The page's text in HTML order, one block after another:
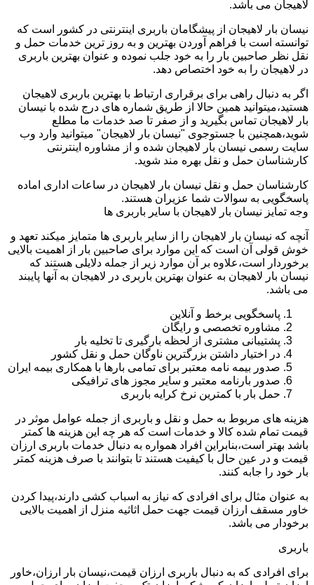
لاهیجان می باشد.
نیسان بار لاهیجان از پیشگامان باربری اینترنتی در کشور است که
توانسته است با فراهم آوردن بهترین و به روز ترین خدمات حمل و
نقل نظر صاحبین بار را به خود جلب نموده و عنوان بهترین باربری
در لاهیجان را به خود اختصاص دهد.
اگر به دنبال راهی برای برقراری ارتباط با بهترین باربری لاهیجان
هستید،میتوانید همین حالا از طریق شماره های درج شده با نیسان
بار لاهیجان تماس بگیرید و از صفر تا صد خدمات ما مطلع
شوید،همچنین با جستوجوی "نیسان بار لاهیجان" میتوانید وارد وب
سایت رسمی نیسان بار لاهیجان شده و از مشاوره اینترنتی
کارشناسان حمل و نقل بهره مند شوید.
کارشناسان حمل و نقل نیسان بار لاهیجان در ساعات اداری اماده
پاسخگویی به سوالات شما عزیران هستند.
وجه تمایز نیسان بار لاهیجان با سایر باربری ها
آنچه که نیسان بار لاهیجان را از سایر باربری ها متمایز میکند تعهد و
خوش قولی آن است که این موارد برای صاحبین بار از اهمیت بالایی
برخوردار است،علاوه بر آن موارد زیر از جمله دلایلی هستند که
نیسان بار لاهیجان به عنوان بهترین باربری در لاهیجان به آنها پایبند
می باشد.
پاسخگویی برخط و آنلاین
مشاوره تخصصی و رایگان
پشتیبانی مشتری از لحظه بارگیری تا تخلیه بار
در اختیار داشتن بزرگترین ناوگان حمل و نقل کشور
صدور بیمه نامه معتبر برای تمامی بارها با همکاری بیمه ایران
صدور بارنامه معتبر و سایر مجوز های ترافیکی
حمل بار با کمترین نرخ کرایه باربری
هزینه های مربوط به حمل و نقل و باربری از جمله عوامل موثر در
قیمت تمام شده کالا و خدمات است که هر چه این هزینه ها کمتر
باشد بهتر است،بنابراین افراد همواره به دنبال خدمات باربری ارزان
قیمت و در عین حال با کیفیت هستند تا بتوانند با صرف هزینه کمتر
بار خود را جابه کنند.
به عنوان مثال برای افرادی که نیاز به اسباب کشی دارند،پیدا کردن
خاور مسقف ارزان قیمت جهت حمل اثاثیه منزل از اهمیت بالایی
برخودار می باشد.
باربری
برای افرادی که به دنبال باربری ارزان قیمت،نیسان بار ارزان،خاور